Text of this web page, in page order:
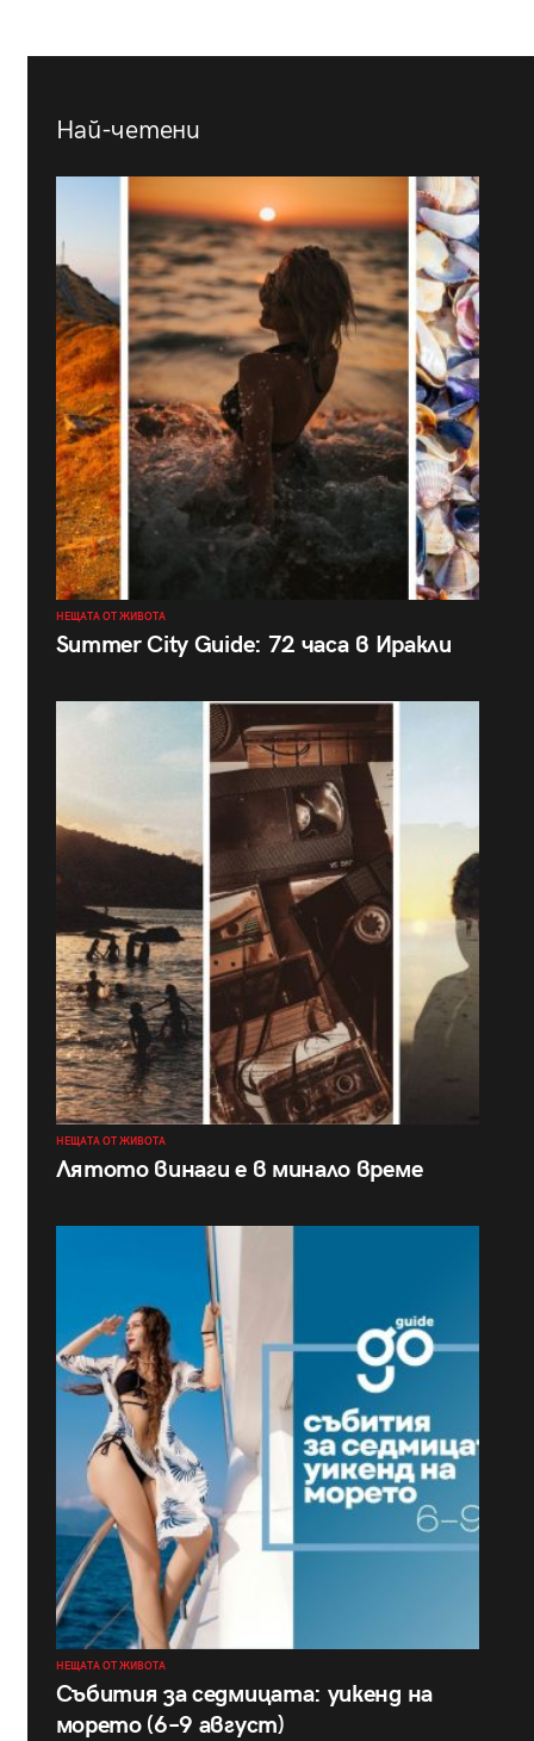
Най-четени
НЕЩАТА ОТ ЖИВОТА
Summer City Guide: 72 часа в Иракли
НЕЩАТА ОТ ЖИВОТА
Лятото винаги е в минало време
НЕЩАТА ОТ ЖИВОТА
Събития за седмицата: уикенд на
морето (6–9 август)